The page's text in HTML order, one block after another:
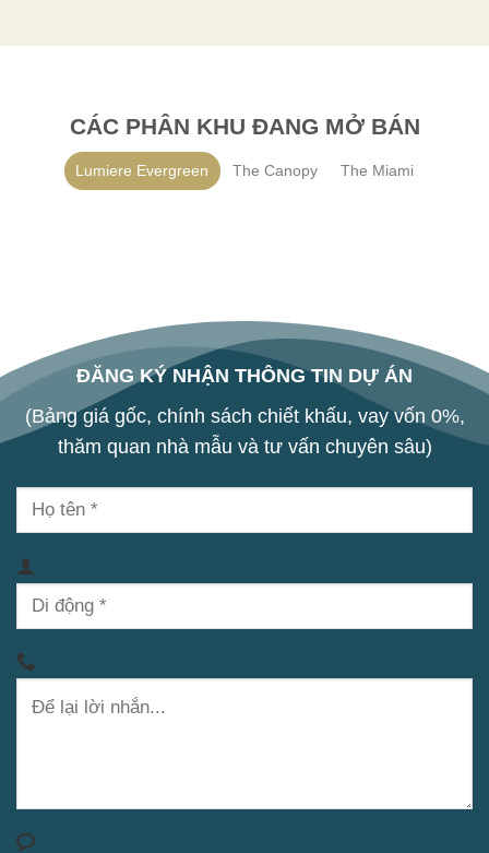
CÁC PHÂN KHU ĐANG MỞ BÁN
Lumiere Evergreen The Canopy The Miami
ĐĂNG KÝ NHẬN THÔNG TIN DỰ ÁN
(Bảng giá gốc, chính sách chiết khấu, vay vốn 0%,
thăm quan nhà mẫu và tư vấn chuyên sâu)